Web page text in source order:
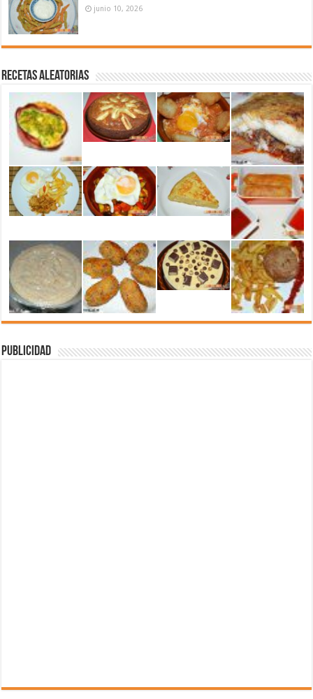
junio 10, 2026
Recetas aleatorias
Publicidad